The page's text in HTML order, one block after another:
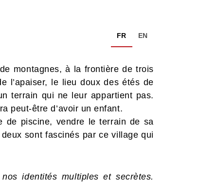
FR EN
montagnes, à la frontière de trois
l’apaiser, le lieu doux des étés de
terrain qui ne leur appartient pas.
peut-être d’avoir un enfant.
de piscine, vendre le terrain de sa
sont fascinés par ce village qui
identités multiples et secrètes.